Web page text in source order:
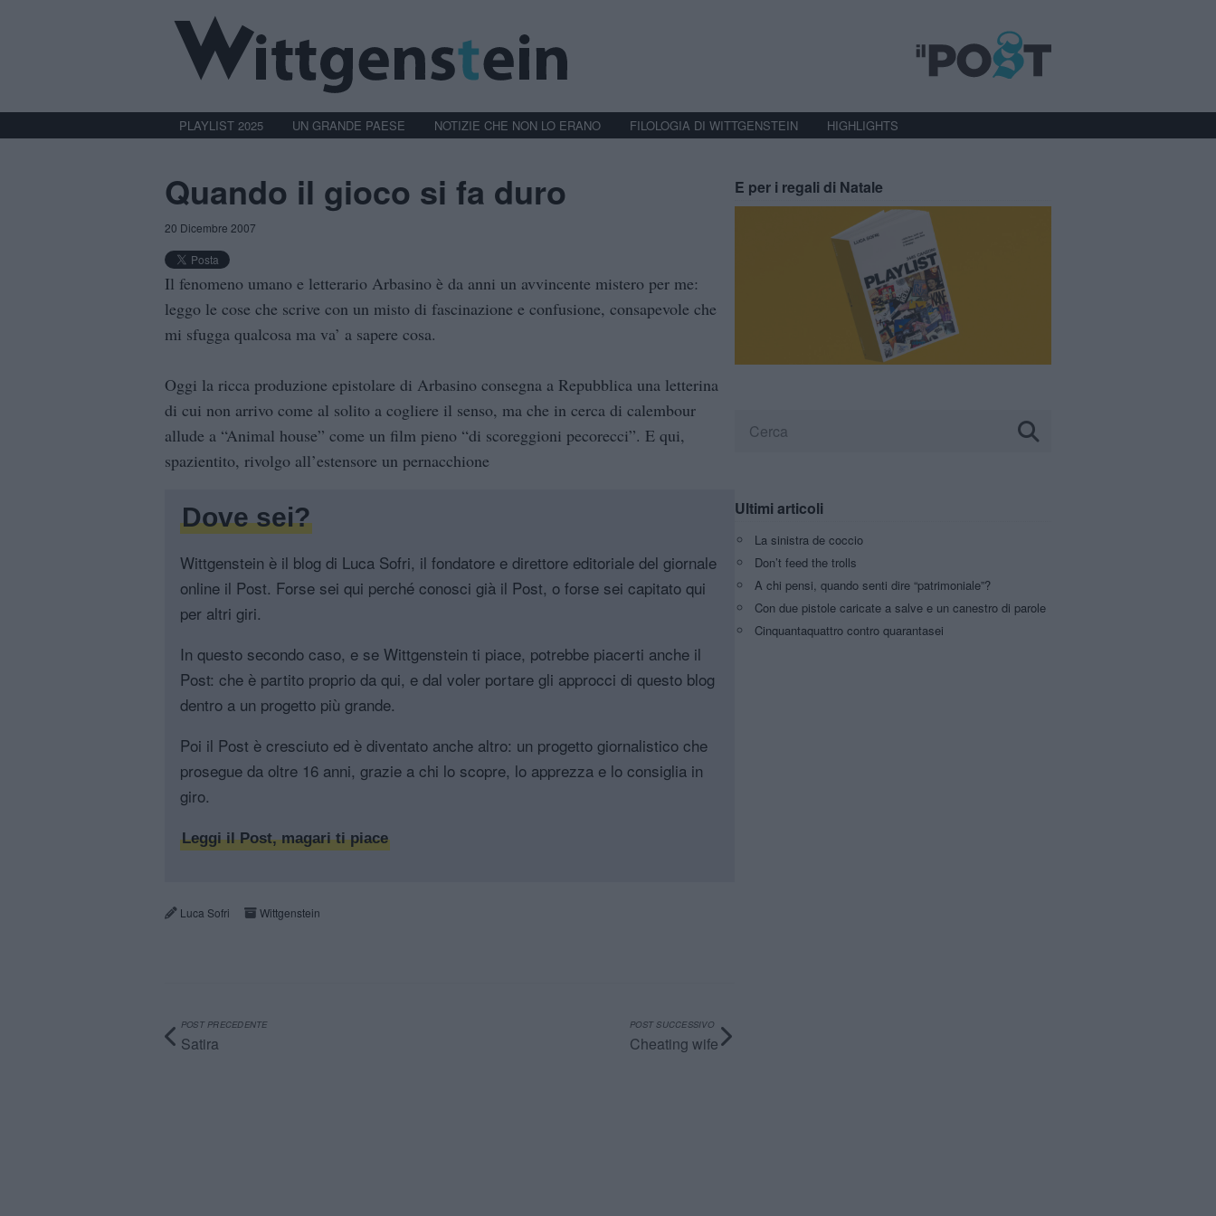
PLAYLIST 2025 UN GRANDE PAESE NOTIZIE CHE NON LO ERANO FILOLOGIA DI WITTGENSTEIN HIGHLIGHTS
Quando il gioco si fa duro
20 Dicembre 2007
Il fenomeno umano e letterario Arbasino è da anni un avvincente mistero per me:
leggo le cose che scrive con un misto di fascinazione e confusione, consapevole che
mi sfugga qualcosa ma va’ a sapere cosa.
Oggi la ricca produzione epistolare di Arbasino consegna a Repubblica una letterina
di cui non arrivo come al solito a cogliere il senso, ma che in cerca di calembour
allude a “Animal house” come un film pieno “di scoreggioni pecorecci”. E qui,
spazientito, rivolgo all’estensore un pernacchione
Dove sei?
Wittgenstein è il blog di Luca Sofri, il fondatore e direttore editoriale del giornale
online il Post. Forse sei qui perché conosci già il Post, o forse sei capitato qui
per altri giri.
In questo secondo caso, e se Wittgenstein ti piace, potrebbe piacerti anche il
Post: che è partito proprio da qui, e dal voler portare gli approcci di questo blog
dentro a un progetto più grande.
Poi il Post è cresciuto ed è diventato anche altro: un progetto giornalistico che
prosegue da oltre 16 anni, grazie a chi lo scopre, lo apprezza e lo consiglia in
giro.
Leggi il Post, magari ti piace
Luca Sofri Wittgenstein
POST PRECEDENTE
Satira
POST SUCCESSIVO
Cheating wife
E per i regali di Natale
Ultimi articoli
La sinistra de coccio
Don’t feed the trolls
A chi pensi, quando senti dire “patrimoniale”?
Con due pistole caricate a salve e un canestro di parole
Cinquantaquattro contro quarantasei